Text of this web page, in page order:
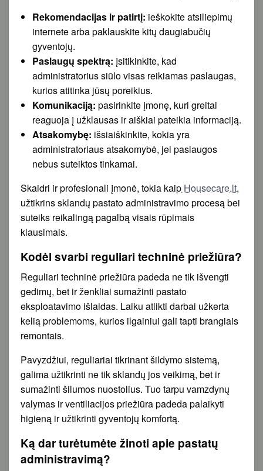
Rekomendacijas ir patirtį: ieškokite atsiliepimų
internete arba paklauskite kitų daugiabučių
gyventojų.
Paslaugų spektrą: įsitikinkite, kad
administratorius siūlo visas reikiamas paslaugas,
kurios atitinka jūsų poreikius.
Komunikaciją: pasirinkite įmonę, kuri greitai
reaguoja į užklausas ir aiškiai pateikia informaciją.
Atsakomybę: išsiaiškinkite, kokia yra
administratoriaus atsakomybė, jei paslaugos
nebus suteiktos tinkamai.
Skaidri ir profesionali įmonė, tokia kaip Housecare.lt,
užtikrins sklandų pastato administravimo procesą bei
suteiks reikalingą pagalbą visais rūpimais
klausimais.
Kodėl svarbi reguliari techninė priežiūra?
Reguliari techninė priežiūra padeda ne tik išvengti
gedimų, bet ir ženkliai sumažinti pastato
eksploatavimo išlaidas. Laiku atlikti darbai užkerta
kelią problemoms, kurios ilgainiui gali tapti brangiais
remontais.
Pavyzdžiui, reguliariai tikrinant šildymo sistemą,
galima užtikrinti ne tik sklandų jos veikimą, bet ir
sumažinti šilumos nuostolius. Tuo tarpu vamzdynų
valymas ir ventiliacijos priežiūra padeda palaikyti
higieną ir užtikrinti gyventojų komfortą.
Ką dar turėtumėte žinoti apie pastatų
administravimą?